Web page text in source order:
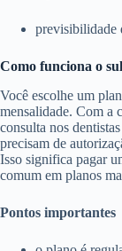
previsibilidade
Como funciona o
Você escolhe um
mensalidade. Com a
consulta nos
precisam de
Isso significa pagar
comum em planos
Pontos importantes